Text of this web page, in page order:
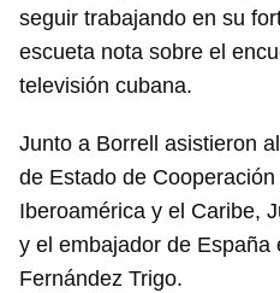
seguir trabajando en su
escueta nota sobre el
televisión cubana.
Junto a Borrell asistieron
de Estado de
Iberoamérica y el Caribe,
y el embajador de España
Fernández Trigo.